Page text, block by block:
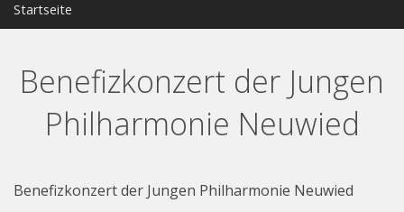
Startseite
Bromley
Partnerschaft
Benefizkonzert der Jungen
Philharmonie Neuwied
Benefizkonzert der Jungen Philharmonie Neuwied